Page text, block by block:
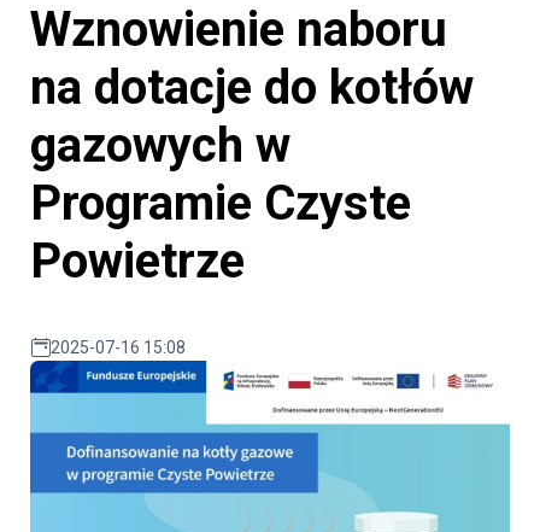
Wznowienie naboru
na dotacje do kotłów
gazowych w
Programie Czyste
Powietrze
2025-07-16 15:08